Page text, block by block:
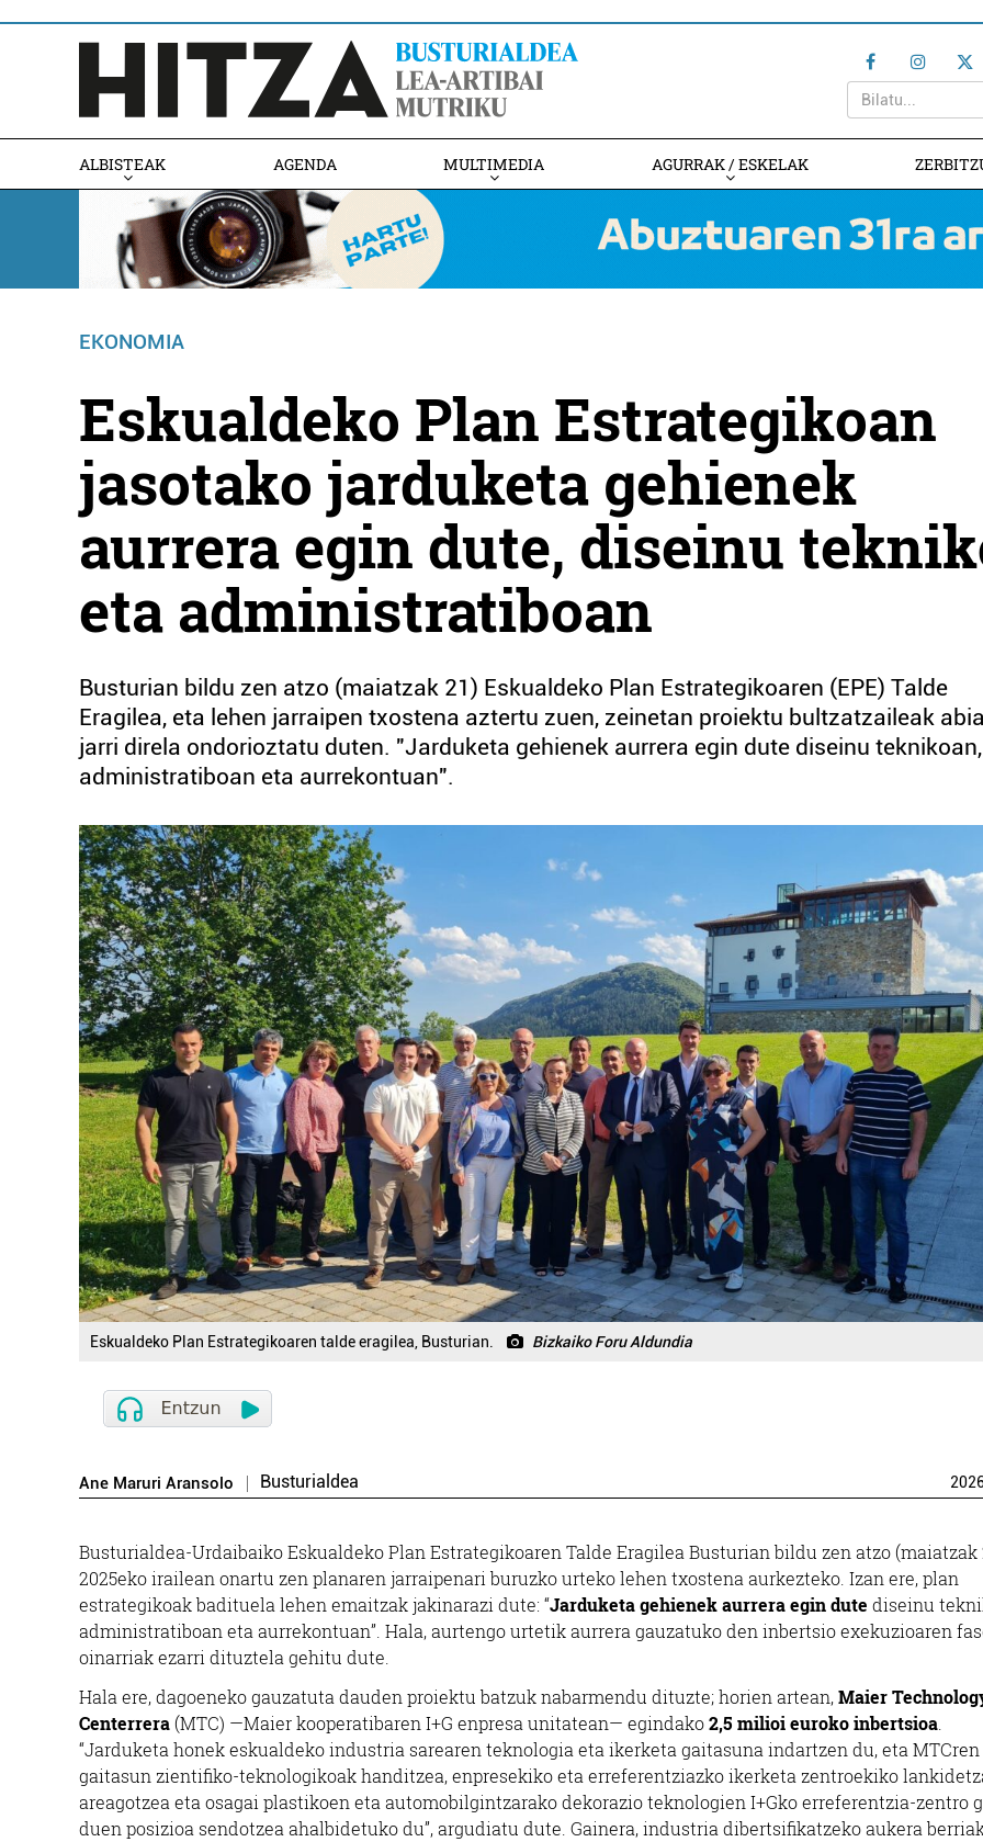
ALBISTEAK AGENDA MULTIMEDIA AGURRAK / ESKELAK
EKONOMIA
Eskualdeko Plan Estrategikoan
jasotako jarduketa gehienek
aurrera egin dute, diseinu
eta administratiboan
Busturian bildu zen atzo (maiatzak 21) Eskualdeko Plan Estrategikoaren (EPE) Talde
Eragilea, eta lehen jarraipen txostena aztertu zuen, zeinetan proiektu bultzatzaileak
jarri direla ondorioztatu duten. "Jarduketa gehienek aurrera egin dute diseinu teknikoan,
administratiboan eta aurrekontuan".
Eskualdeko Plan Estrategikoaren talde eragilea, Busturian. Bizkaiko Foru Aldundia
Ane Maruri Aransolo Busturialdea
Busturialdea-Urdaibaiko Eskualdeko Plan EstrategikoarenTalde Eragilea Busturian bildu zen atzo (maiatzak
2025eko irailean onartu zen planaren jarraipenari buruzko urteko lehen txostena aurkezteko. Izan ere, plan
estrategikoak badituela lehen emaitzak jakinarazi dute: “Jarduketa gehienek aurrera egin dute diseinu
administratiboan eta aurrekontuan”. Hala, aurtengo urtetik aurrera gauzatuko den inbertsio exekuzioaren
oinarriak ezarri dituztela gehitu dute.
Hala ere, dagoeneko gauzatuta dauden proiektu batzuk nabarmendu dituzte; horien artean,Maier
Centerrera(MTC) —Maier kooperatibaren I+G enpresa unitatean— egindako2,5 milioi euroko inbertsioa.
“Jarduketa honek eskualdeko industria sarearen teknologia eta ikerketa gaitasuna indartzen du, eta MTCren
gaitasun zientifiko-teknologikoak handitzea, enpresekiko eta erreferentziazko ikerketa zentroekiko
areagotzea eta osagai plastikoen eta automobilgintzarako dekorazio teknologien I+Gko erreferentzia-zentro
duen posizioa sendotzea ahalbidetuko du”, argudiatu dute. Gainera, industria dibertsifikatzeko aukera